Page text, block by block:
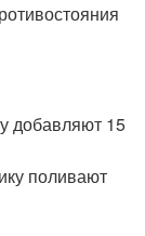
добавляют 15
поливают